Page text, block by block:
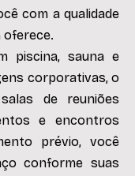
com a qualidade
oferece.
piscina, sauna e
corporativas, o
de reuniões
e encontros
prévio, você
conforme suas